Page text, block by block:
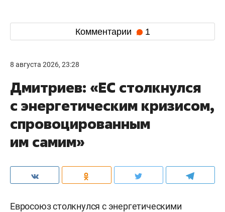
Комментарии 1
8 августа 2026, 23:28
Дмитриев: «ЕС столкнулся
с энергетическим кризисом,
спровоцированным
им самим»
Евросоюз столкнулся с энергетическими